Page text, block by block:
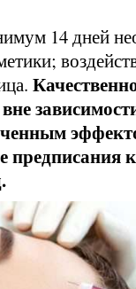
14 дней
предписания